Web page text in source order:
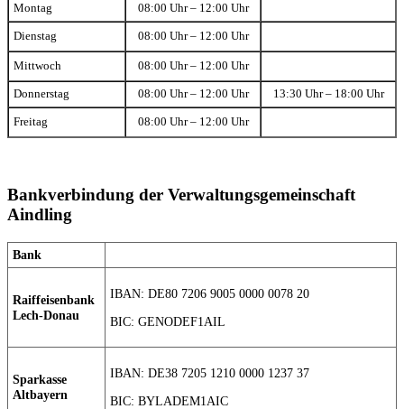
Montag 08:00 Uhr – 12:00 Uhr
Dienstag 08:00 Uhr – 12:00 Uhr
Mittwoch 08:00 Uhr – 12:00 Uhr
Donnerstag 08:00 Uhr – 12:00 Uhr 13:30 Uhr – 18:00 Uhr
Freitag 08:00 Uhr – 12:00 Uhr
Bankverbindung der Verwaltungsgemeinschaft
Aindling
Bank
Raiffeisenbank
Lech-Donau
IBAN: DE80 7206 9005 0000 0078 20
BIC: GENODEF1AIL
Sparkasse
Altbayern
IBAN: DE38 7205 1210 0000 1237 37
BIC: BYLADEM1AIC